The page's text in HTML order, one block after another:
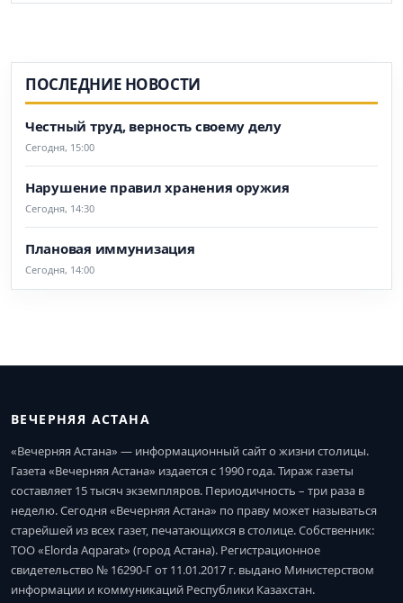
ПОСЛЕДНИЕ НОВОСТИ
Честный труд, верность своему делу
Сегодня, 15:00
Нарушение правил хранения оружия
Сегодня, 14:30
Плановая иммунизация
Сегодня, 14:00
ВЕЧЕРНЯЯ АСТАНА
«Вечерняя Астана» — информационный сайт о жизни столицы.
Газета «Вечерняя Астана» издается с 1990 года. Тираж газеты
составляет 15 тысяч экземпляров. Периодичность – три раза в
неделю. Сегодня «Вечерняя Астана» по праву может называться
старейшей из всех газет, печатающихся в столице. Собственник:
ТОО «Elorda Aqparat» (город Астана). Регистрационное
свидетельство № 16290-Г от 11.01.2017 г. выдано Министерством
информации и коммуникаций Республики Казахстан.